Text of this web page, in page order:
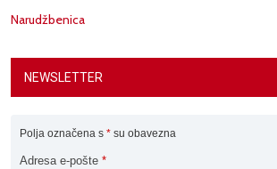
Narudžbenica
NEWSLETTER
Polja označena s * su obavezna
Adresa e-pošte *